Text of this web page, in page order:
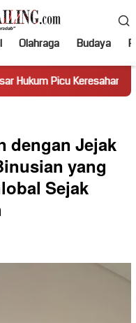
Olahraga Budaya
Truk
dengan Jejak
yang
Sejak